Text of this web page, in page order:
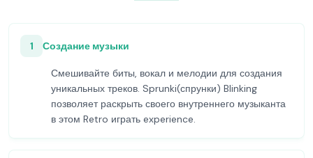
1 Создание музыки
Смешивайте биты, вокал и мелодии для создания
уникальных треков. Sprunki(спрунки) Blinking
позволяет раскрыть своего внутреннего музыканта
в этом Retro играть experience.